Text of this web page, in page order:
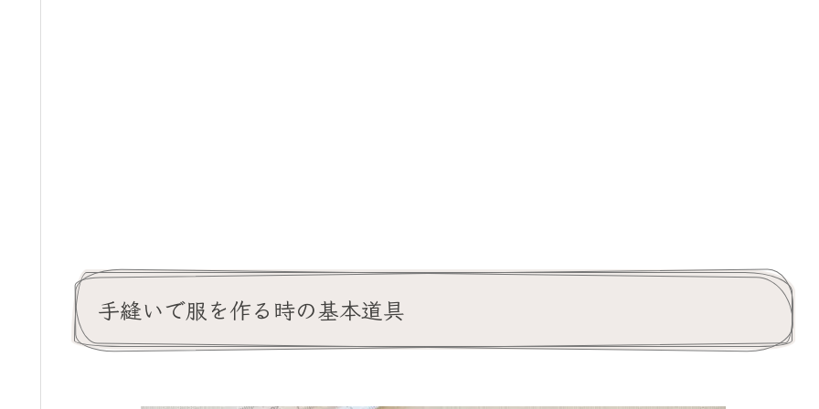
手縫いで服を作る時の基本道具